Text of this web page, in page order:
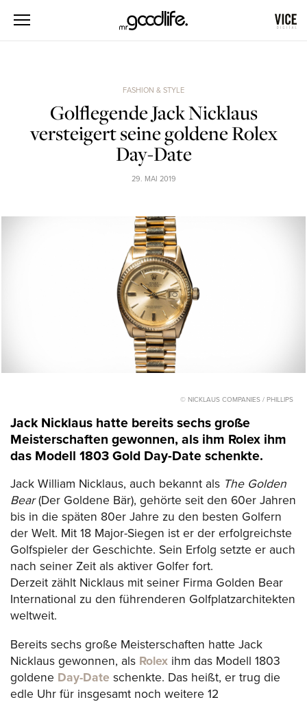
FASHION & STYLE
Golflegende Jack Nicklaus
versteigert seine goldene Rolex
Day-Date
29. MAI 2019
© NICKLAUS COMPANIES / PHILLIPS
Jack Nicklaus hatte bereits sechs große
Meisterschaften gewonnen, als ihm Rolex ihm
das Modell 1803 Gold Day-Date schenkte.
Jack William Nicklaus, auch bekannt als The Golden
Bear(Der Goldene Bär), gehörte seit den 60er Jahren
bis in die späten 80er Jahre zu den besten Golfern
der Welt. Mit 18 Major-Siegen ist er der erfolgreichste
Golfspieler der Geschichte. Sein Erfolg setzte er auch
nach seiner Zeit als aktiver Golfer fort.
Derzeit zählt Nicklaus mit seiner Firma Golden Bear
International zu den führenderen Golfplatzarchitekten
weltweit.
Bereits sechs große Meisterschaften hatte Jack
Nicklaus gewonnen, als Rolex ihm das Modell 1803
goldene Day-Date schenkte. Das heißt, er trug die
edle Uhr für insgesamt noch weitere 12